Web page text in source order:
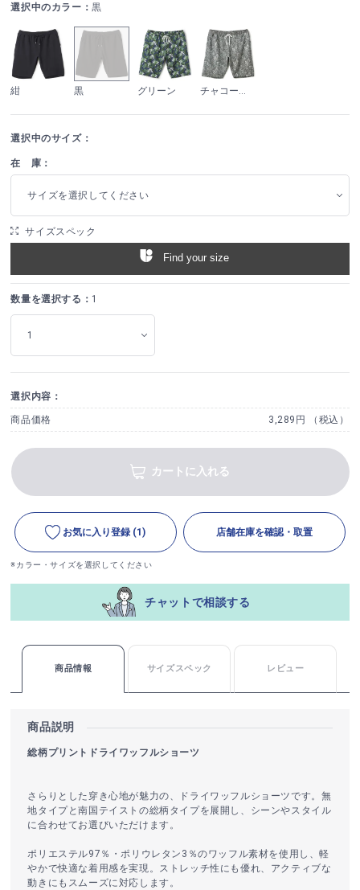
選択中のカラー：黒
紺 黒 グリーン チャコールグレー
選択中のサイズ：
在 庫：
サイズを選択してください
サイズスペック
Find your size
数量を選択する： 1
選択内容：
商品価格 3,289円 （税込）
カートに入れる
お気に入り登録 (1) 店舗在庫を確認・取置
※カラー・サイズを選択してください
チャットで相談する
商品情報 サイズスペック レビュー
商品説明
総柄プリントドライワッフルショーツ
さらりとした穿き心地が魅力の、ドライワッフルショーツです。無
地タイプと南国テイストの総柄タイプを展開し、シーンやスタイル
に合わせてお選びいただけます。
ポリエステル97％・ポリウレタン3％のワッフル素材を使用し、軽
やかで快適な着用感を実現。ストレッチ性にも優れ、アクティブな
動きにもスムーズに対応します。